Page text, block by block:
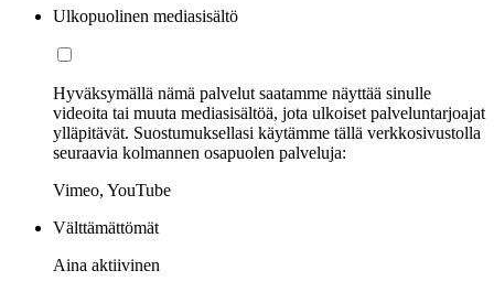
Ulkopuolinen mediasisältö
Hyväksymällä nämä palvelut saatamme näyttää sinulle
videoita tai muuta mediasisältöä, jota ulkoiset palveluntarjoajat
ylläpitävät. Suostumuksellasi käytämme tällä verkkosivustolla
seuraavia kolmannen osapuolen palveluja:
Vimeo, YouTube
Välttämättömät
Aina aktiivinen